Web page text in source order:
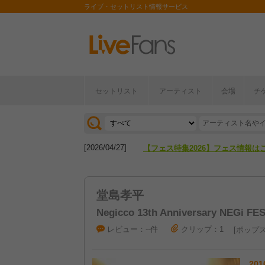
ライブ・セットリスト情報サービス
セットリスト アーティスト 会場 チ
[2026/07/28] 【ライブ動員ランキング】2026年
[2026/04/27] 【フェス特集2026】フェス情報は
堂島孝平
Negicco 13th Anniversary NEGi
レビュー：--件 クリップ：1 ポップ